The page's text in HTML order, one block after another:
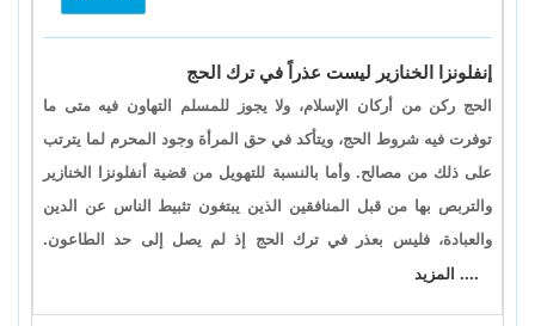
إنفلونزا الخنازير ليست عذراً في ترك الحج
الحج ركن من أركان الإسلام، ولا يجوز للمسلم التهاون فيه متى ما
توفرت فيه شروط الحج، ويتأكد في حق المرأة وجود المحرم لما يترتب
على ذلك من مصالح. وأما بالنسبة للتهويل من قضية أنفلونزا الخنازير
والتربص بها من قبل المنافقين الذين يبتغون تثبيط الناس عن الدين
والعبادة، فليس بعذر في ترك الحج إذ لم يصل إلى حد الطاعون.
.... المزيد